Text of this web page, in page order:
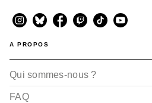
A PROPOS
Qui sommes-nous ?
FAQ